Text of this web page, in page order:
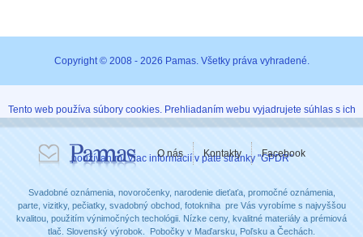
Copyright © 2008 - 2026 Pamas. Všetky práva vyhradené.
Tento web používa súbory cookies. Prehliadaním webu vyjadrujete súhlas s ich
používaním. Viac informácií v päte stránky "GPDR"
O nás Kontakty Facebook
Svadobné oznámenia, novoročenky, narodenie dieťaťa, promočné oznámenia,
parte, vizitky, pečiatky, svadobný obchod, fotokniha pre Vás vyrobíme s najvyššou
kvalitou, použitím výnimočných techológii. Nízke ceny, kvalitné materiály a prémiová
tlač. Slovenský výrobok. Pobočky v Maďarsku, Poľsku a Čechách.